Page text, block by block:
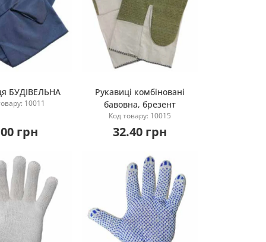
Купити
БУДІВЕЛЬНА
10011
грн
Купити
Рукавиці комбіновані
бавовна, брезент
Код товару: 10015
32.40 грн